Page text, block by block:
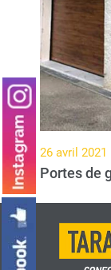
26 avril 2021
Portes de